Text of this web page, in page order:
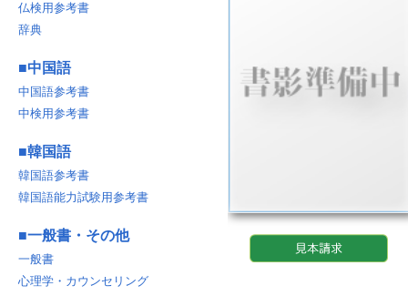
仏検用参考書
辞典
■中国語
中国語参考書
中検用参考書
■韓国語
韓国語参考書
韓国語能力試験用参考書
■一般書・その他
一般書
心理学・カウンセリング